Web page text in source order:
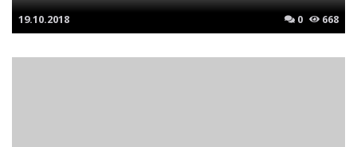
19.10.2018 0 668